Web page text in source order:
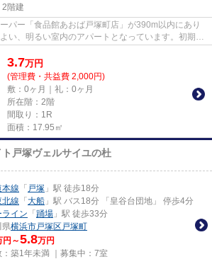
2階建
パー「食品館あおば戸塚町店」が390m以内にあり
い、明るい室内のアパートとなっています。初期費
3.7万円
(管理費・共益費 2,000円)
敷：0ヶ月｜礼：0ヶ月
所在階：2階
間取り：1R
面積：17.95㎡
戸塚ヴェルサイユの杜
本線 「 戸塚 」駅 徒歩18分
北線 「 大船 」駅 バス18分 「皇谷台団地」 停歩4分
ライン 「 踊場 」駅 徒歩33分
県横浜市戸塚区 戸塚町
円～5.8万円
築1年未満 ｜募集中： 7室